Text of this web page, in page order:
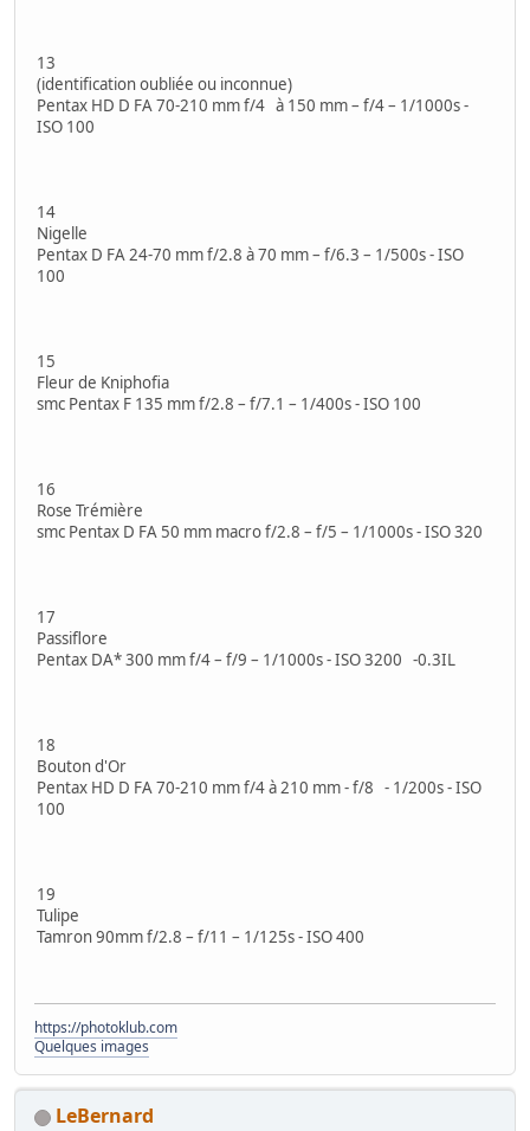
13
(identification oubliée ou inconnue)
Pentax HD D FA 70-210 mm f/4 à 150 mm – f/4 – 1/1000s -
ISO 100
14
Nigelle
Pentax D FA 24-70 mm f/2.8 à 70 mm – f/6.3 – 1/500s - ISO
100
15
Fleur de Kniphofia
smc Pentax F 135 mm f/2.8 – f/7.1 – 1/400s - ISO 100
16
Rose Trémière
smc Pentax D FA 50 mm macro f/2.8 – f/5 – 1/1000s - ISO 320
17
Passiflore
Pentax DA* 300 mm f/4 – f/9 – 1/1000s - ISO 3200 -0.3IL
18
Bouton d'Or
Pentax HD D FA 70-210 mm f/4 à 210 mm - f/8 - 1/200s - ISO
100
19
Tulipe
Tamron 90mm f/2.8 – f/11 – 1/125s - ISO 400
https://photoklub.com
Quelques images
LeBernard